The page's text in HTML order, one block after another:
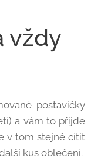
vždy
postavičky
a vám to přijde
v tom stejně cítit
kus oblečení.